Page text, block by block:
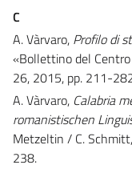
C
A. Vàrvaro, Profilo di
«Bollettino del
26, 2015, pp. 211-
A. Vàrvaro, Calabria
romanistischen
Metzeltin / C.
238.